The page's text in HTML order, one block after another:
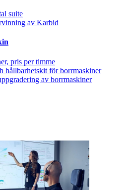
suite
av Karbid
pris per timme
hållbarhetskit för borrmaskiner
av borrmaskiner